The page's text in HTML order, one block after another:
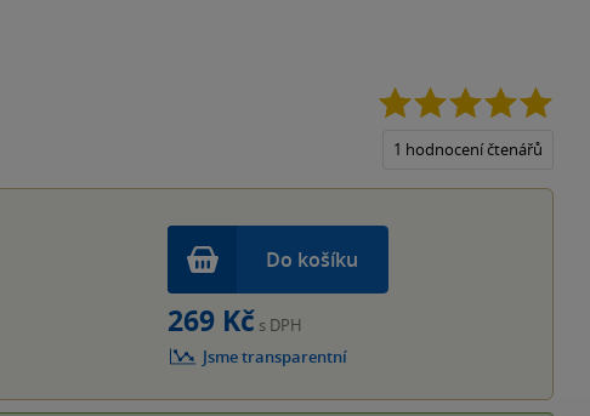
1 hodnocení čtenářů
Do košíku
269 Kč s DPH
Jsme transparentní